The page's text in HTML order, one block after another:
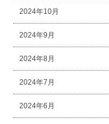
2024年10月
2024年9月
2024年8月
2024年7月
2024年6月